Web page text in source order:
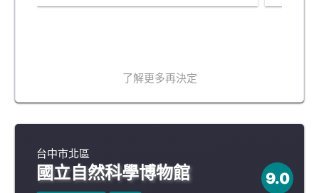
了解更多再決定
台中市北區
國立自然科學博物館 9.0